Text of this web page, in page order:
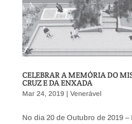
CELEBRAR A MEMÓRIA DO
CRUZ E DA ENXADA
Mar 24, 2019 | Venerável
No dia 20 de Outubro de 2019